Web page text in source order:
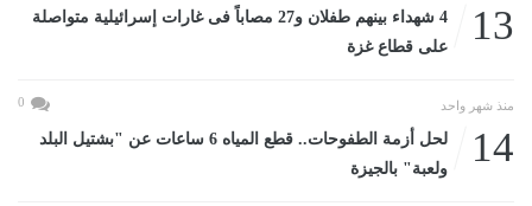
13
4 شهداء بينهم طفلان و27 مصاباً فى غارات إسرائيلية متواصلة
على قطاع غزة
منذ شهر واحد 0
14
لحل أزمة الطفوحات.. قطع المياه 6 ساعات عن "بشتيل البلد
ولعبة" بالجيزة